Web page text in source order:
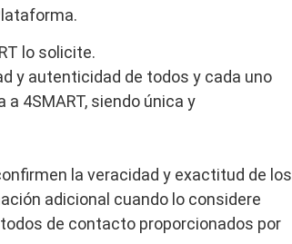
lo solicite.
y autenticidad de todos y cada uno
4SMART, siendo única y
la veracidad y exactitud de los
adicional cuando lo considere
de contacto proporcionados por